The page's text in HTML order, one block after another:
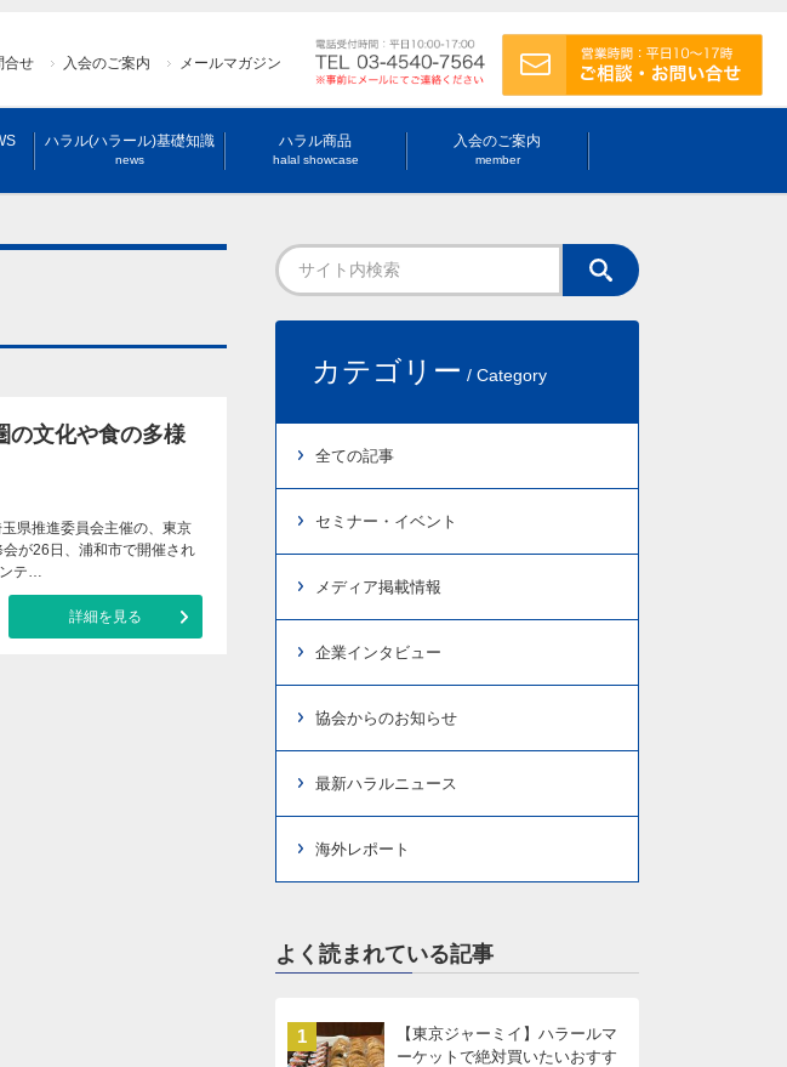
合せ 入会のご案内 メールマガジン
ハラル(ハラール)基礎知識
news
ハラル商品
halal showcase
入会のご案内
member
の文化や食の多様
県推進委員会主催の、東京
が26日、浦和市で開催され
テ…
詳細を見る
カテゴリー / Category
全ての記事
セミナー・イベント
メディア掲載情報
企業インタビュー
協会からのお知らせ
最新ハラルニュース
海外レポート
よく読まれている記事
1
【東京ジャーミイ】ハラールマ
ーケットで絶対買いたいおすす